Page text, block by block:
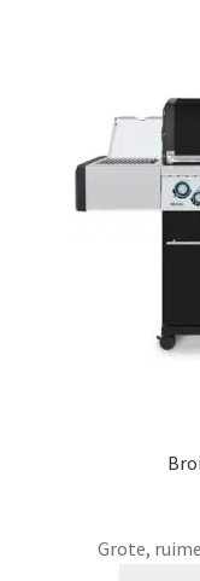
Grote,